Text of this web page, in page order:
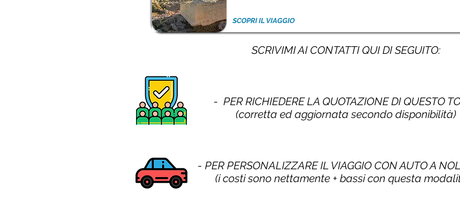
SCOPRI IL VIAGGIO
SCRIVIMI AI CONTATTI QUI DI SEGUITO:
- PER RICHIEDERE LA QUOTAZIONE DI QUESTO
(corretta ed aggiornata secondo disponibilità)
- PER PERSONALIZZARE IL VIAGGIO CON AUTO A
(i costi sono nettamente + bassi con questa